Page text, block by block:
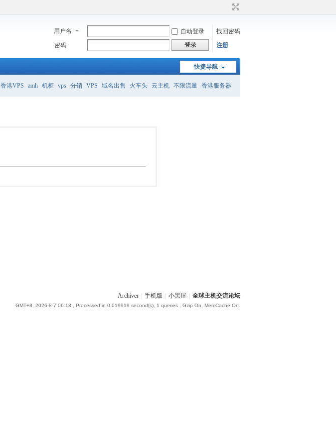
用户名 自动登录
找回密码
密码
登录 注册
快捷导航
香港VPS amh 机柜 vps 分销 VPS 域名出售 火车头 云主机 不限流量 香港服务器
Archiver 手机版 小黑屋 全球主机交流论坛
GMT+8, 2026-8-7 06:18 , Processed in 0.019919 second(s), 1 queries , Gzip On, MemCache On.